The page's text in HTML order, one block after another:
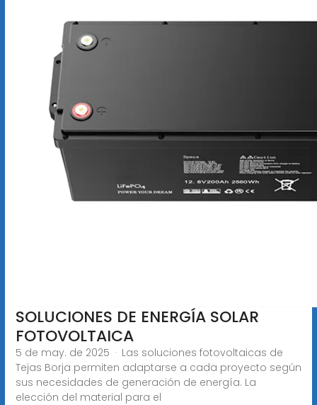
SOLUCIONES DE ENERGÍA SOLAR
FOTOVOLTAICA
5 de may. de 2025 · Las soluciones fotovoltaicas de
Tejas Borja permiten adaptarse a cada proyecto según
sus necesidades de generación de energía. La
elección del material para el